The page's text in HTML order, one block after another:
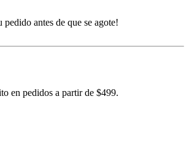
pedido antes de que se agote!
en pedidos a partir de $499.